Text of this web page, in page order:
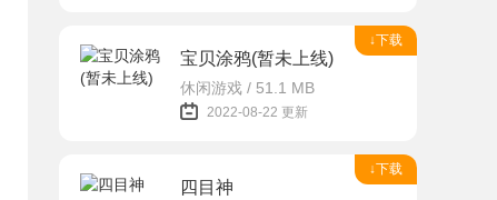
↓下载
宝贝涂鸦(暂未上线)
休闲游戏 / 51.1 MB
2022-08-22 更新
↓下载
四目神